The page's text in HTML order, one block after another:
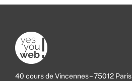
40 cours de Vincennes – 75012 Paris